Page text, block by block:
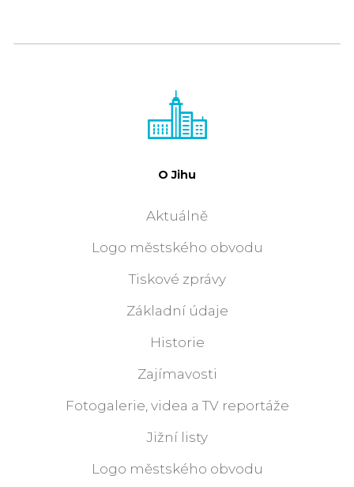
O Jihu
Aktuálně
Logo městského obvodu
Tiskové zprávy
Základní údaje
Historie
Zajímavosti
Fotogalerie, videa a TV reportáže
Jižní listy
Logo městského obvodu